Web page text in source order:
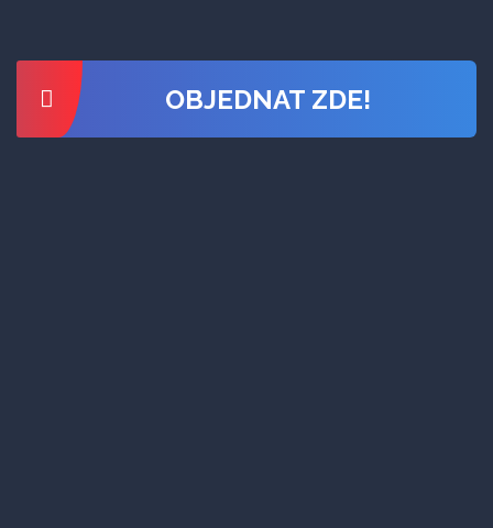
OBJEDNAT ZDE!